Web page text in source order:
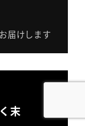
届けします
末